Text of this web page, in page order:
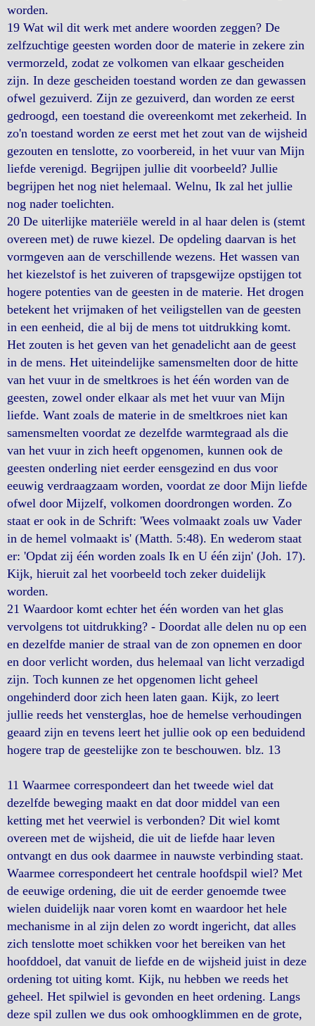
worden.
19 Wat wil dit werk met andere woorden zeggen? De
zelfzuchtige geesten worden door de materie in zekere zin
vermorzeld, zodat ze volkomen van elkaar gescheiden
zijn. In deze gescheiden toestand worden ze dan gewassen
ofwel gezuiverd. Zijn ze gezuiverd, dan worden ze eerst
gedroogd, een toestand die overeenkomt met zekerheid. In
zo'n toestand worden ze eerst met het zout van de wijsheid
gezouten en tenslotte, zo voorbereid, in het vuur van Mijn
liefde verenigd. Begrijpen jullie dit voorbeeld? Jullie
begrijpen het nog niet helemaal. Welnu, Ik zal het jullie
nog nader toelichten.
20 De uiterlijke materiële wereld in al haar delen is (stemt
overeen met) de ruwe kiezel. De opdeling daarvan is het
vormgeven aan de verschillende wezens. Het wassen van
het kiezelstof is het zuiveren of trapsgewijze opstijgen tot
hogere potenties van de geesten in de materie. Het drogen
betekent het vrijmaken of het veiligstellen van de geesten
in een eenheid, die al bij de mens tot uitdrukking komt.
Het zouten is het geven van het genadelicht aan de geest
in de mens. Het uiteindelijke samensmelten door de hitte
van het vuur in de smeltkroes is het één worden van de
geesten, zowel onder elkaar als met het vuur van Mijn
liefde. Want zoals de materie in de smeltkroes niet kan
samensmelten voordat ze dezelfde warmtegraad als die
van het vuur in zich heeft opgenomen, kunnen ook de
geesten onderling niet eerder eensgezind en dus voor
eeuwig verdraagzaam worden, voordat ze door Mijn liefde
ofwel door Mijzelf, volkomen doordrongen worden. Zo
staat er ook in de Schrift: 'Wees volmaakt zoals uw Vader
in de hemel volmaakt is' (Matth. 5:48). En wederom staat
er: 'Opdat zij één worden zoals Ik en U één zijn' (Joh. 17).
Kijk, hieruit zal het voorbeeld toch zeker duidelijk
worden.
21 Waardoor komt echter het één worden van het glas
vervolgens tot uitdrukking? - Doordat alle delen nu op een
en dezelfde manier de straal van de zon opnemen en door
en door verlicht worden, dus helemaal van licht verzadigd
zijn. Toch kunnen ze het opgenomen licht geheel
ongehinderd door zich heen laten gaan. Kijk, zo leert
jullie reeds het vensterglas, hoe de hemelse verhoudingen
geaard zijn en tevens leert het jullie ook op een beduidend
hogere trap de geestelijke zon te beschouwen. blz. 13
11 Waarmee correspondeert dan het tweede wiel dat
dezelfde beweging maakt en dat door middel van een
ketting met het veerwiel is verbonden? Dit wiel komt
overeen met de wijsheid, die uit de liefde haar leven
ontvangt en dus ook daarmee in nauwste verbinding staat.
Waarmee correspondeert het centrale hoofdspil wiel? Met
de eeuwige ordening, die uit de eerder genoemde twee
wielen duidelijk naar voren komt en waardoor het hele
mechanisme in al zijn delen zo wordt ingericht, dat alles
zich tenslotte moet schikken voor het bereiken van het
hoofddoel, dat vanuit de liefde en de wijsheid juist in deze
ordening tot uiting komt. Kijk, nu hebben we reeds het
geheel. Het spilwiel is gevonden en heet ordening. Langs
deze spil zullen we dus ook omhoogklimmen en de grote,